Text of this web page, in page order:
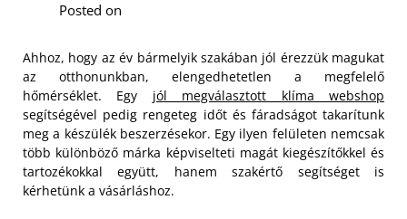
Posted on
Ahhoz, hogy az év bármelyik szakában jól érezzük magukat
az otthonunkban, elengedhetetlen a megfelelő
hőmérséklet. Egy jól megválasztott klíma webshop
segítségével pedig rengeteg időt és fáradságot takarítunk
meg a készülék beszerzésekor. Egy ilyen felületen nemcsak
több különböző márka képviselteti magát kiegészítőkkel és
tartozékokkal együtt, hanem szakértő segítséget is
kérhetünk a vásárláshoz.